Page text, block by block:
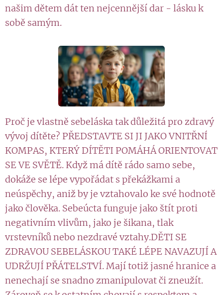
našim dětem dát ten nejcennější dar - lásku k
sobě samým.
Proč je vlastně sebeláska tak důležitá pro zdravý
vývoj dítěte? PŘEDSTAVTE SI JI JAKO VNITŘNÍ
KOMPAS, KTERÝ DÍTĚTI POMÁHÁ ORIENTOVAT
SE VE SVĚTĚ. Když má dítě rádo samo sebe,
dokáže se lépe vypořádat s překážkami a
neúspěchy, aniž by je vztahovalo ke své hodnotě
jako člověka. Sebeúcta funguje jako štít proti
negativním vlivům, jako je šikana, tlak
vrstevníků nebo nezdravé vztahy.DĚTI SE
ZDRAVOU SEBELÁSKOU TAKÉ LÉPE NAVAZUJÍ A
UDRŽUJÍ PŘÁTELSTVÍ. Mají totiž jasné hranice a
nenechají se snadno zmanipulovat či zneužít.